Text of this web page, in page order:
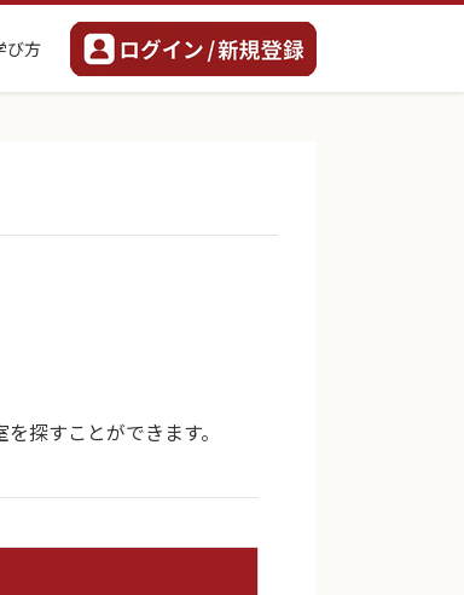
び方
探すことができます。